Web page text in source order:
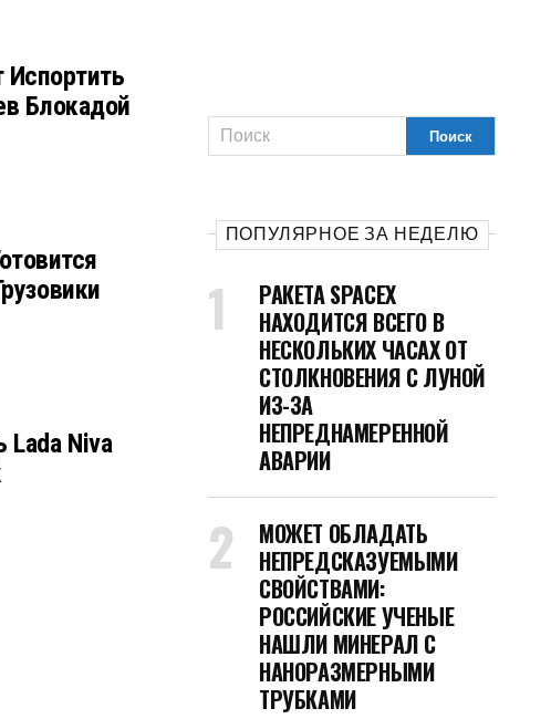
Блокадой
Niva
ПОПУЛЯРНОЕ ЗА НЕДЕЛЮ
РАКЕТА SPACEX
НАХОДИТСЯ ВСЕГО В
НЕСКОЛЬКИХ ЧАСАХ ОТ
СТОЛКНОВЕНИЯ С ЛУНОЙ
ИЗ-ЗА
НЕПРЕДНАМЕРЕННОЙ
АВАРИИ
МОЖЕТ ОБЛАДАТЬ
НЕПРЕДСКАЗУЕМЫМИ
СВОЙСТВАМИ:
РОССИЙСКИЕ УЧЕНЫЕ
НАШЛИ МИНЕРАЛ С
НАНОРАЗМЕРНЫМИ
ТРУБКАМИ